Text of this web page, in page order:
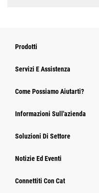
Prodotti
Servizi E Assistenza
Come Possiamo Aiutarti?
Informazioni Sull'azienda
Soluzioni Di Settore
Notizie Ed Eventi
Connettiti Con Cat